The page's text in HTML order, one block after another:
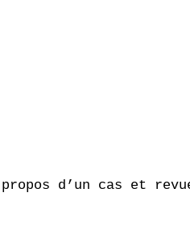
d’un cas et